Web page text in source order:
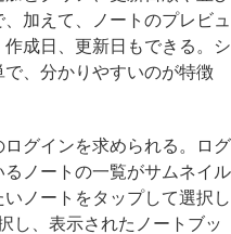
加えて、ノートのプレビュ
成日、更新日もできる。シ
、分かりやすいのが特徴
グインを求められる。ログ
ノートの一覧がサムネイル
ノートをタップして選択し
し、表示されたノートブッ